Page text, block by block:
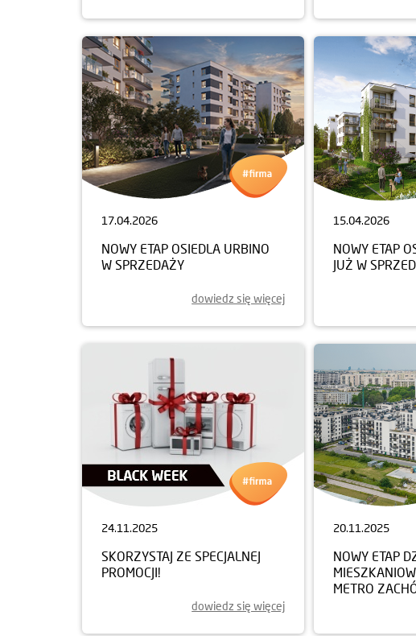
17.04.2026
NOWY ETAP OSIEDLA URBINO
W SPRZEDAŻY
dowiedz się więcej
15.04.2026
NOWY ETAP
JUŻ W
24.11.2025
SKORZYSTAJ ZE SPECJALNEJ
PROMOCJI!
dowiedz się więcej
20.11.2025
NOWY ETAP
METRO